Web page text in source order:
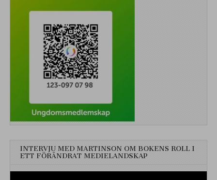
INTERVJU MED MARTINSON OM BOKENS ROLL I
ETT FÖRÄNDRAT MEDIELANDSKAP